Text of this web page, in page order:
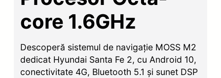
core 1.6GHz
Descoperă sistemul de navigație MOSS M2
dedicat Hyundai Santa Fe 2, cu Android 10,
conectivitate 4G, Bluetooth 5.1 și sunet DSP